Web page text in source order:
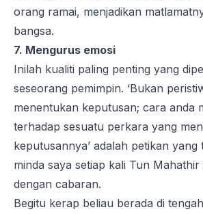
orang ramai, menjadikan
bangsa.
7. Mengurus emosi
Inilah kualiti paling penting yang
seseorang pemimpin. ‘Bukan
menentukan keputusan; cara anda
terhadap sesuatu perkara yang
keputusannya’ adalah petikan yang
minda saya setiap kali Tun
dengan cabaran.
Begitu kerap beliau berada di